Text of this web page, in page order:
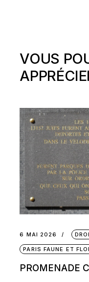
VOUS
6 MAI 2026
PARIS FAUNE ET
PROMENADE